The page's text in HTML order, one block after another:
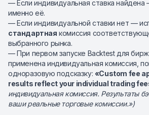
— Если индивидуальная ставка
именно её.
— Если индивидуальной ставки нет —
стандартная комиссия
выбранного рынка.
— При первом запуске Backtest для
применена индивидуальная комиссия,
одноразовую подсказку: «Custom fee
results reflect your individual trading
индивидуальная комиссия. Результаты
ваши реальные торговые комиссии.»)